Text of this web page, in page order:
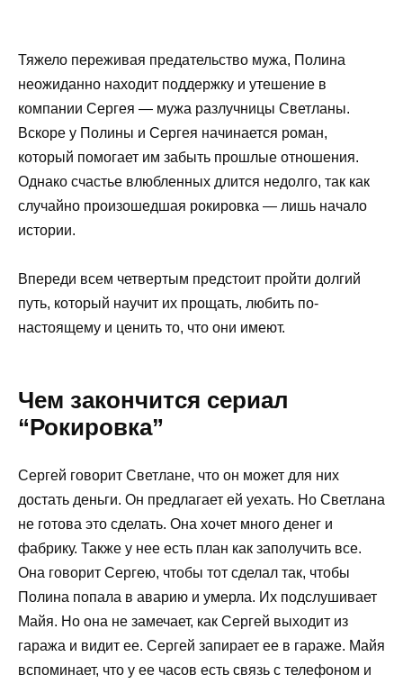
Тяжело переживая предательство мужа, Полина
неожиданно находит поддержку и утешение в
компании Сергея — мужа разлучницы Светланы.
Вскоре у Полины и Сергея начинается роман,
который помогает им забыть прошлые отношения.
Однако счастье влюбленных длится недолго, так как
случайно произошедшая рокировка — лишь начало
истории.
Впереди всем четвертым предстоит пройти долгий
путь, который научит их прощать, любить по-
настоящему и ценить то, что они имеют.
Чем закончится сериал
“Рокировка”
Сергей говорит Светлане, что он может для них
достать деньги. Он предлагает ей уехать. Но Светлана
не готова это сделать. Она хочет много денег и
фабрику. Также у нее есть план как заполучить все.
Она говорит Сергею, чтобы тот сделал так, чтобы
Полина попала в аварию и умерла. Их подслушивает
Майя. Но она не замечает, как Сергей выходит из
гаража и видит ее. Сергей запирает ее в гараже. Майя
вспоминает, что у ее часов есть связь с телефоном и